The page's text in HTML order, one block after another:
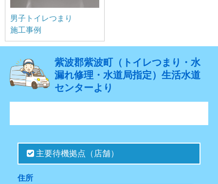
男子トイレつまり
施工事例
紫波郡紫波町（トイレつまり・水
漏れ修理・水道局指定）生活水道
センターより
主要待機拠点（店舗）
住所